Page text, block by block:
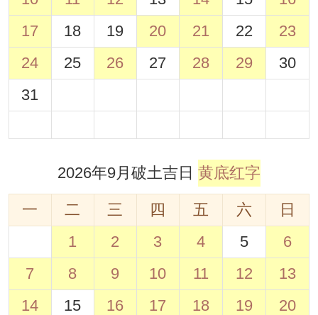
17
18 19 20 21 22
23
24
25 26 27 28 29
30
31
2026年9月破土吉日 黄底红字
一 二 三 四 五 六
日
1
2 3 4 5
6
7
8 9 10 11 12
13
14
15 16 17 18 19
20